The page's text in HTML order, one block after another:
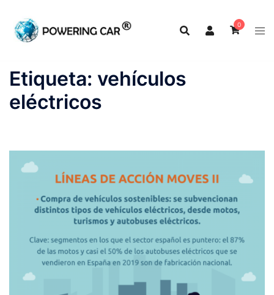
0
Etiqueta: vehículos
eléctricos